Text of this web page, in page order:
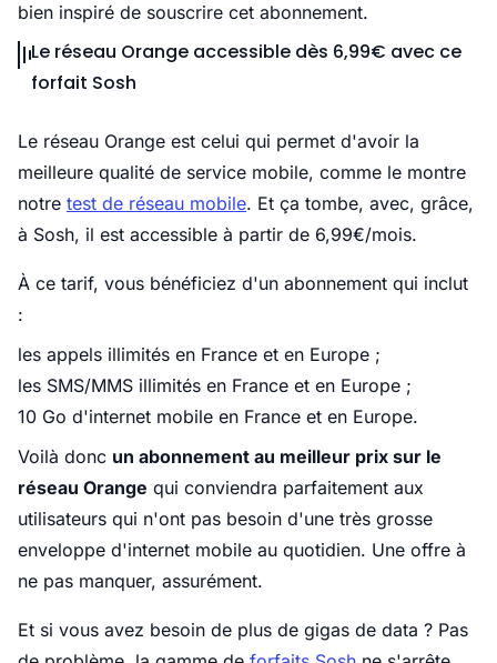
bien inspiré de souscrire cet abonnement.
Le réseau Orange accessible dès 6,99€ avec ce
forfait Sosh
Le réseau Orange est celui qui permet d'avoir la
meilleure qualité de service mobile, comme le montre
notre test de réseau mobile. Et ça tombe, avec, grâce,
à Sosh, il est accessible à partir de 6,99€/mois.
À ce tarif, vous bénéficiez d'un abonnement qui inclut
:
les appels illimités en France et en Europe ;
les SMS/MMS illimités en France et en Europe ;
10 Go d'internet mobile en France et en Europe.
Voilà donc un abonnement au meilleur prix sur le
réseau Orange qui conviendra parfaitement aux
utilisateurs qui n'ont pas besoin d'une très grosse
enveloppe d'internet mobile au quotidien. Une offre à
ne pas manquer, assurément.
Et si vous avez besoin de plus de gigas de data ? Pas